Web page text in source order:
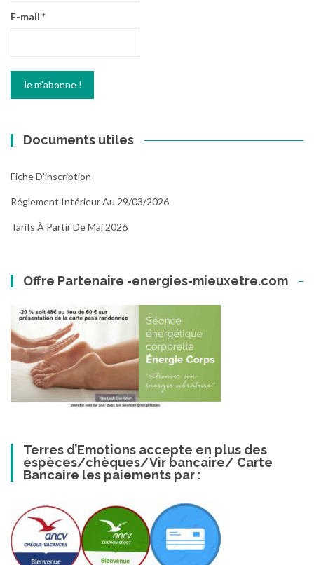
E-mail *
Documents utiles
Fiche D'inscription
Réglement Intérieur Au 29/03/2026
Tarifs À Partir De Mai 2026
Offre Partenaire -energies-mieuxetre.com
Terres d’Emotions accepte en plus des
espèces/chèques/Vir bancaire/ Carte
Bancaire les paiements par :